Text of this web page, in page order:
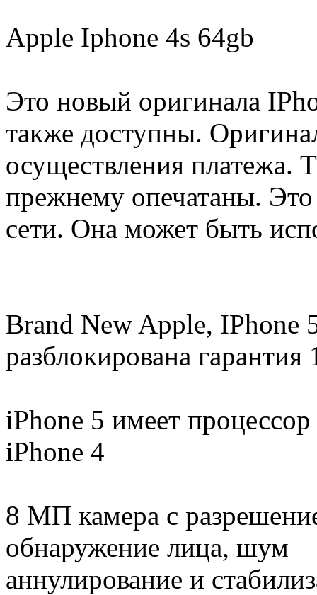
Apple Iphone 4s 64gb
Это новый оригинала
также доступны.
осуществления платежа.
прежнему опечатаны.
сети. Она может быть
Brand New Apple, IPhone
разблокирована гарантия
iPhone 5 имеет
iPhone 4
8 МП камера с
обнаружение лица, шум
аннулирование и